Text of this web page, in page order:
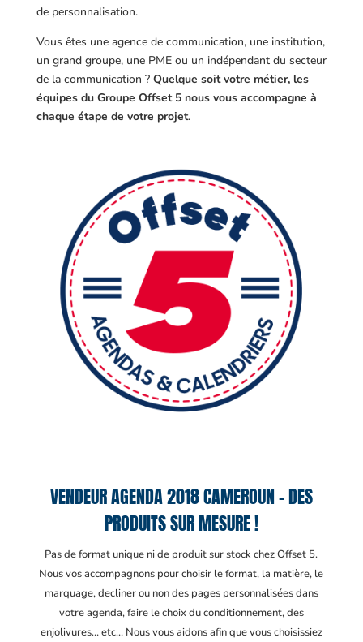
de personnalisation.
Vous êtes une agence de communication, une institution,
un grand groupe, une PME ou un indépendant du secteur
de la communication ? Quelque soit votre métier, les
équipes du Groupe Offset 5 nous vous accompagne à
chaque étape de votre projet.
VENDEUR AGENDA 2018 CAMEROUN – DES
PRODUITS SUR MESURE !
Pas de format unique ni de produit sur stock chez Offset 5.
Nous vos accompagnons pour choisir le format, la matière, le
marquage, decliner ou non des pages personnalisées dans
votre agenda, faire le choix du conditionnement, des
enjolivures… etc… Nous vous aidons afin que vous choisissiez